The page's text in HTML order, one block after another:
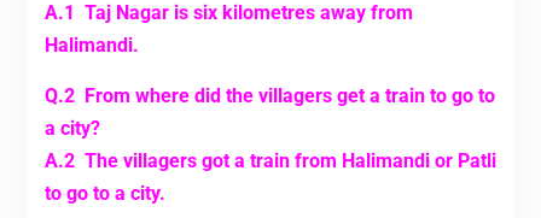
A.1 Taj Nagar is six kilometres away from
Halimandi.
Q.2 From where did the villagers get a train to go to
a city?
A.2 The villagers got a train from Halimandi or Patli
to go to a city.